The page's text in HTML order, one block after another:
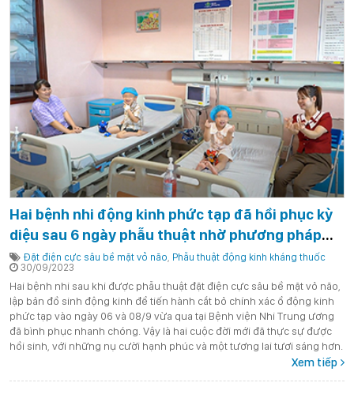
Hai bệnh nhi động kinh phức tạp đã hồi phục kỳ
diệu sau 6 ngày phẫu thuật nhờ phương pháp
đặt điện cực sâu bề mặt vỏ não - lần đầu tiên tại
Việt Nam
Đặt điện cực sâu bề mặt vỏ não, Phẫu thuật động kinh kháng thuốc
30/09/2023
Hai bệnh nhi sau khi được phẫu thuật đặt điện cực sâu bề mặt vỏ não,
lập bản đồ sinh động kinh để tiến hành cắt bỏ chính xác ổ động kinh
phức tạp vào ngày 06 và 08/9 vừa qua tại Bệnh viện Nhi Trung ương
đã bình phục nhanh chóng. Vậy là hai cuộc đời mới đã thực sự được
hồi sinh, với những nụ cười hạnh phúc và một tương lai tươi sáng hơn.
Xem tiếp